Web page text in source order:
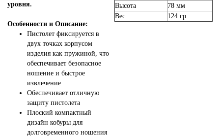
уровня.
Особенности и Описание:
Пистолет фиксируется в
двух точках корпусом
изделия как пружиной, что
обеспечивает безопасное
ношение и быстрое
извлечение
Обеспечивает отличную
защиту пистолета
Плоский компактный
дизайн кобуры для
долговременного ношения
Высота
78 мм
Вес
124 гр